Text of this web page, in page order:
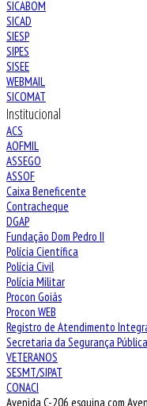
SICABOM
SICAD
SIESP
SIPES
SISEE
WEBMAIL
SICOMAT
Institucional
ACS
AOFMIL
ASSEGO
ASSOF
Caixa Beneficente
Contracheque
DGAP
Fundação Dom Pedro II
Polícia Científica
Polícia Civil
Polícia Militar
Procon Goiás
Procon WEB
Registro de Atendimento
Secretaria da Segurança Pública
VETERANOS
SESMT/SIPAT
CONACI
Avenida C-206 esquina com